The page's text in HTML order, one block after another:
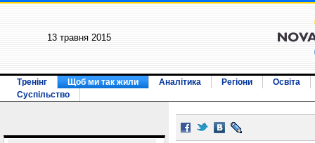
13 травня 2015
Тренінг Щоб ми так жили Аналітика Регіони
Освіта
Суспільство